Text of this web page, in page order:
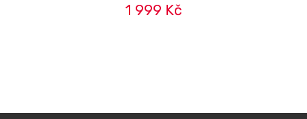
1 999 Kč